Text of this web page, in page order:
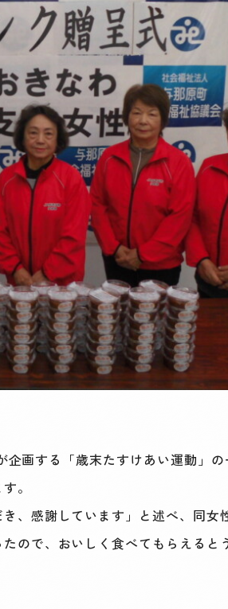
画する「歳末たすけあい運動」
。
、感謝しています」と述べ、同女
ので、おいしく食べてもらえると